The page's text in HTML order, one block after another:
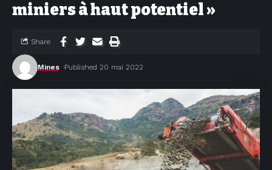
miniers à haut potentiel »
Mines Published 20 mai 2022
Share